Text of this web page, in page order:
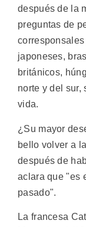
después de la
preguntas de
japoneses,
británicos,
norte y del sur,
vida.
¿Su mayor
bello volver a
después de
aclara que "es
pasado".
La francesa